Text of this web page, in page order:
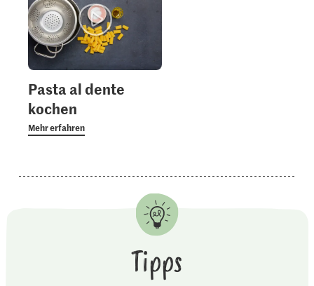
Pasta al dente
kochen
Mehr erfahren
Tipps